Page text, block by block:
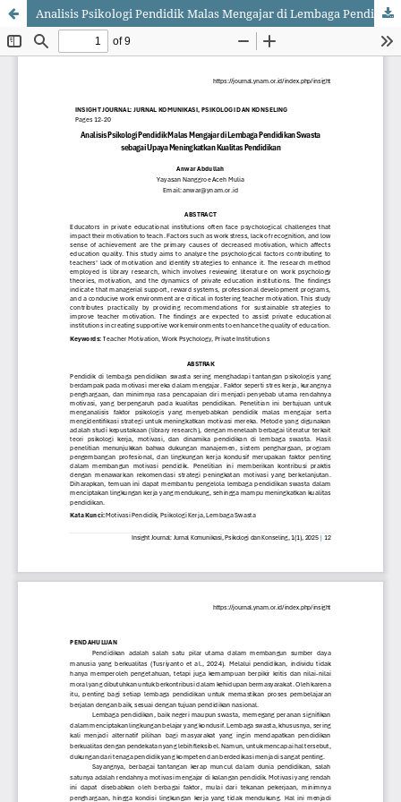
Analisis Psikologi Pendidik Malas Mengajar di Lembaga Pendidikan Swasta sebagai Upaya Meningkatkan Kualitas Pendidikan